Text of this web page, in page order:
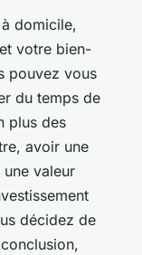
domicile,
votre bien-
pouvez vous
du temps de
plus des
avoir une
valeur
décidez de